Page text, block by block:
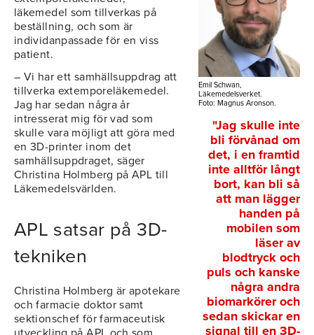
Emil Schwan,
Läkemedelsverket.
Foto: Magnus Aronson.
"Jag skulle inte
bli förvånad om
det, i en framtid
inte alltför långt
bort, kan bli så
att man lägger
handen på
mobilen som
läser av
blodtryck och
puls och kanske
några andra
biomarkörer och
sedan skickar en
signal till en 3D-
läkemedel som tillverkas på
beställning, och som är
individanpassade för en viss
patient.
– Vi har ett samhällsuppdrag att
tillverka extemporeläkemedel.
Jag har sedan några år
intresserat mig för vad som
skulle vara möjligt att göra med
en 3D-printer inom det
samhällsuppdraget, säger
Christina Holmberg på APL till
Läkemedelsvärlden.
APL satsar på 3D-
tekniken
Christina Holmberg är apotekare
och farmacie doktor samt
sektionschef för farmaceutisk